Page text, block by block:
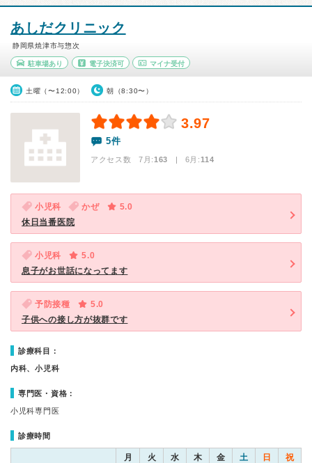
あしだクリニック
静岡県焼津市与惣次
駐車場あり 電子決済可 マイナ受付
土曜（〜12:00） 朝（8:30〜）
3.97
5件
アクセス数 7月:163 | 6月:114
小児科 かぜ
5.0
休日当番医院
小児科
5.0
息子がお世話になってます
予防接種
5.0
子供への接し方が抜群です
診療科目：
内科、小児科
専門医・資格：
小児科専門医
診療時間
月 火 水 木 金 土 日 祝